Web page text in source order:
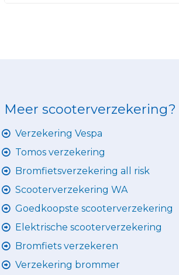
Meer scooterverzekering?
Verzekering Vespa
Tomos verzekering
Bromfietsverzekering all risk
Scooterverzekering WA
Goedkoopste scooterverzekering
Elektrische scooterverzekering
Bromfiets verzekeren
Verzekering brommer